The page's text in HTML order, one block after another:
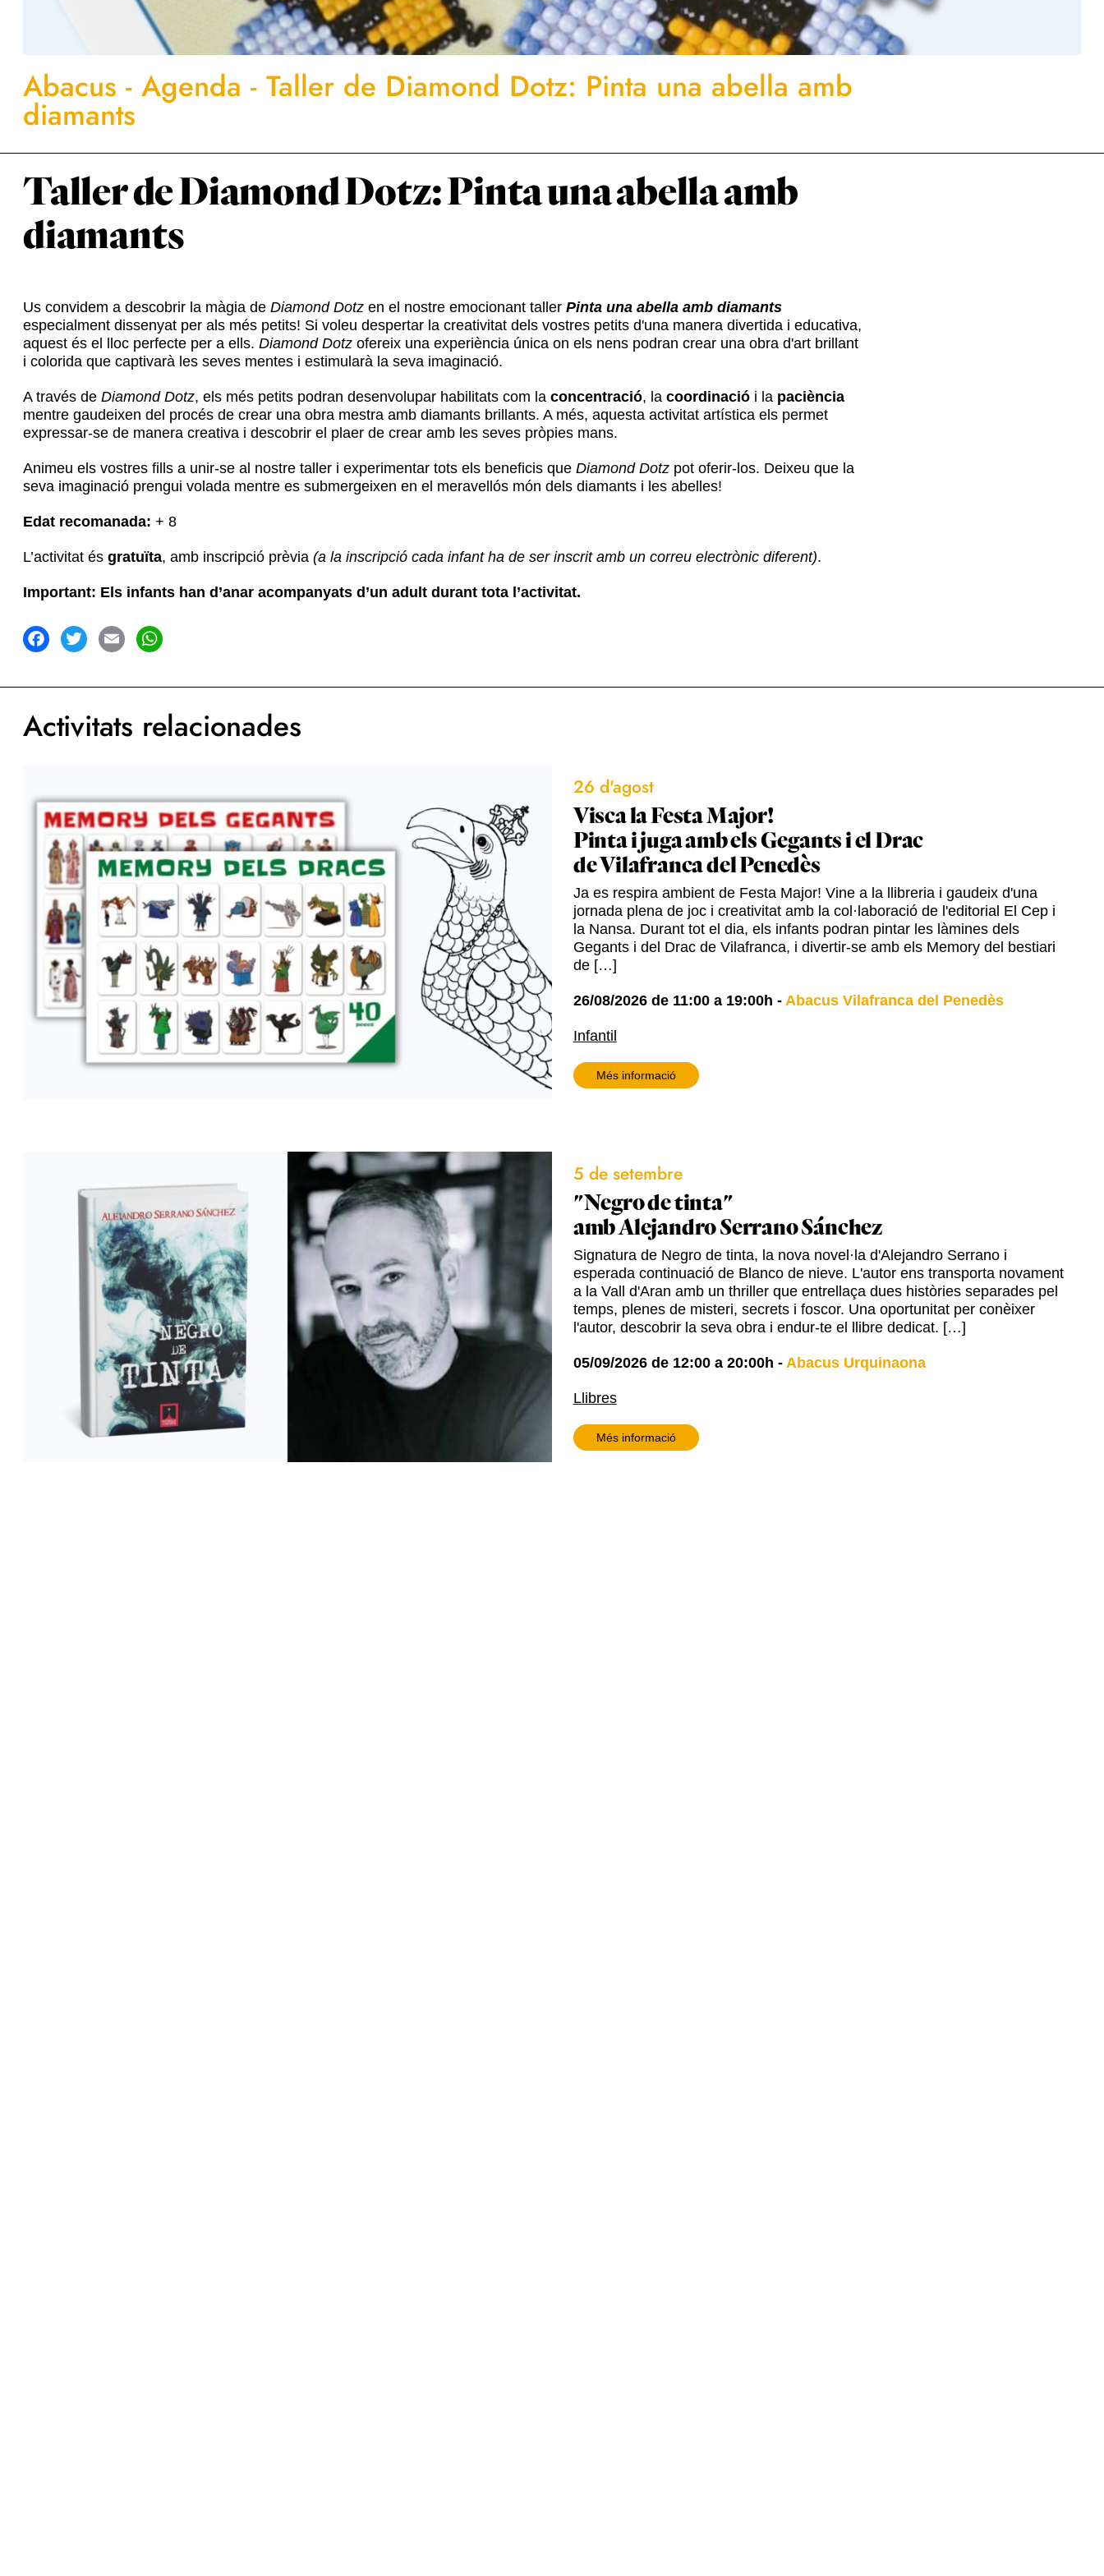
Abacus - Agenda - Taller de Diamond Dotz: Pinta una abella amb
diamants
Taller de Diamond Dotz: Pinta una abella amb
diamants
Us convidem a descobrir la màgia de Diamond Dotz en el nostre emocionant taller Pinta una abella amb diamants
especialment dissenyat per als més petits! Si voleu despertar la creativitat dels vostres petits d'una manera divertida i educativa,
aquest és el lloc perfecte per a ells. Diamond Dotz ofereix una experiència única on els nens podran crear una obra d'art brillant
i colorida que captivarà les seves mentes i estimularà la seva imaginació.
A través de Diamond Dotz, els més petits podran desenvolupar habilitats com la concentració, la coordinació i la paciència
mentre gaudeixen del procés de crear una obra mestra amb diamants brillants. A més, aquesta activitat artística els permet
expressar-se de manera creativa i descobrir el plaer de crear amb les seves pròpies mans.
Animeu els vostres fills a unir-se al nostre taller i experimentar tots els beneficis que Diamond Dotz pot oferir-los. Deixeu que la
seva imaginació prengui volada mentre es submergeixen en el meravellós món dels diamants i les abelles!
Edat recomanada: + 8
L’activitat és gratuïta, amb inscripció prèvia (a la inscripció cada infant ha de ser inscrit amb un correu electrònic diferent).
Important: Els infants han d’anar acompanyats d’un adult durant tota l’activitat.
Activitats relacionades
26 d'agost
Visca la Festa Major!
Pinta i juga amb els Gegants i el Drac
de Vilafranca del Penedès
Ja es respira ambient de Festa Major! Vine a la llibreria i gaudeix d'una
jornada plena de joc i creativitat amb la col·laboració de l'editorial El Cep i
la Nansa. Durant tot el dia, els infants podran pintar les làmines dels
Gegants i del Drac de Vilafranca, i divertir-se amb els Memory del bestiari
de […]
26/08/2026 de 11:00 a 19:00h - Abacus Vilafranca del Penedès
Infantil
Més informació
5 de setembre
"Negro de tinta"
amb Alejandro Serrano Sánchez
Signatura de Negro de tinta, la nova novel·la d'Alejandro Serrano i
esperada continuació de Blanco de nieve. L'autor ens transporta novament
a la Vall d'Aran amb un thriller que entrellaça dues històries separades pel
temps, plenes de misteri, secrets i foscor. Una oportunitat per conèixer
l'autor, descobrir la seva obra i endur-te el llibre dedicat. […]
05/09/2026 de 12:00 a 20:00h - Abacus Urquinaona
Llibres
Més informació